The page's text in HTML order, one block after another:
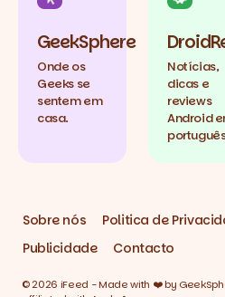
GeekSphere
Onde os
Geeks se
sentem em
casa.
Notícias,
dicas e
reviews
Android
Sobre nós Politica de
Publicidade
Contacto
© 2026 iFeed - Made with ❤️ by